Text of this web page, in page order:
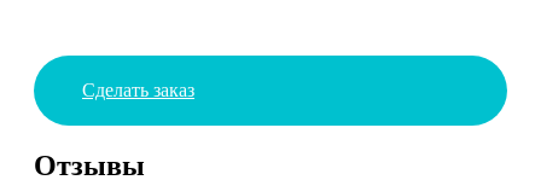
Сделать заказ
Отзывы